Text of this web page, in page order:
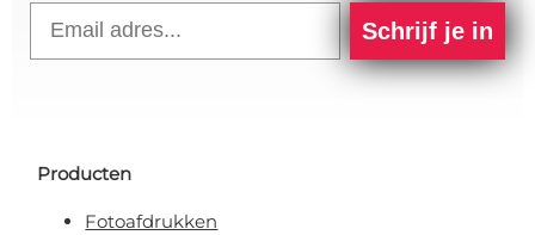
Schrijf je in
Producten
Fotoafdrukken